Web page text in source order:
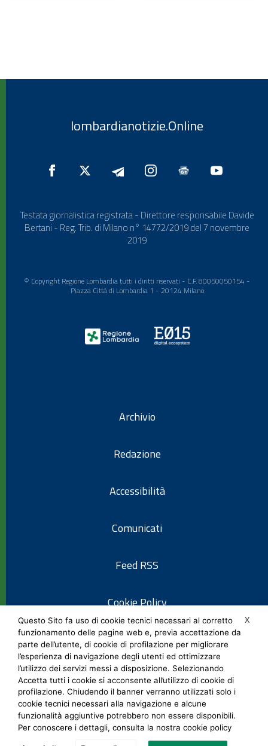
lombardianotizie.Online
Testata giornalistica registrata - Direttore responsabile Davide
Bertani - Reg. Trib. di Milano n° 14772/2019 del 7 novembre
2019
© Copyright Regione Lombardia tutti i diritti riservati - C.F. 80050050154 -
Piazza Città di Lombardia 1 - 20124 Milano
Archivio
Redazione
Accessibilità
Comunicati
Feed RSS
Cookie Policy
Informativa privacy
Note legali
Social Media Policy
X
Questo Sito fa uso di cookie tecnici necessari al corretto
funzionamento delle pagine web e, previa accettazione da
parte dell’utente, di cookie di profilazione per migliorare
l’esperienza di navigazione degli utenti ed ottimizzare
l’utilizzo dei servizi messi a disposizione. Selezionando
Accetta tutti i cookie si acconsente all’utilizzo di cookie di
profilazione. Chiudendo il banner verranno utilizzati solo i
cookie tecnici necessari alla navigazione e alcune
funzionalità aggiuntive potrebbero non essere disponibili.
Per conoscere i dettagli, consulta la nostra cookie policy